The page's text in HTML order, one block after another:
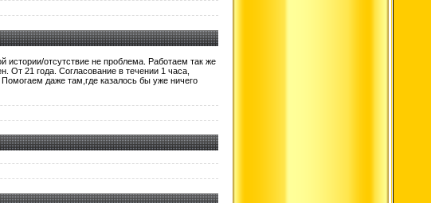
отсутствие не проблема. Работаем так же
От 21 года. Согласование в течении 1 часа,
даже там,где казалось бы уже ничего